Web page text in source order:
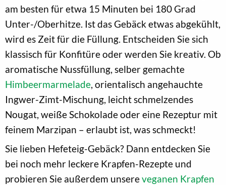
am besten für etwa 15 Minuten bei 180 Grad
Unter-/Oberhitze. Ist das Gebäck etwas abgekühlt,
wird es Zeit für die Füllung. Entscheiden Sie sich
klassisch für Konfitüre oder werden Sie kreativ. Ob
aromatische Nussfüllung, selber gemachte
Himbeermarmelade, orientalisch angehauchte
Ingwer-Zimt-Mischung, leicht schmelzendes
Nougat, weiße Schokolade oder eine Rezeptur mit
feinem Marzipan – erlaubt ist, was schmeckt!
Sie lieben Hefeteig-Gebäck? Dann entdecken Sie
bei noch mehr leckere Krapfen-Rezepte und
probieren Sie außerdem unsereveganen Krapfen